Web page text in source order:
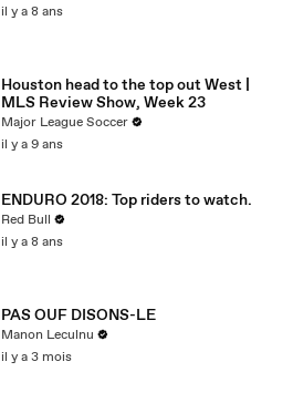
il y a 8 ans
Houston head to the top out West |
MLS Review Show, Week 23
Major League Soccer
il y a 9 ans
ENDURO 2018: Top riders to watch.
Red Bull
il y a 8 ans
PAS OUF DISONS-LE
Manon Leculnu
il y a 3 mois